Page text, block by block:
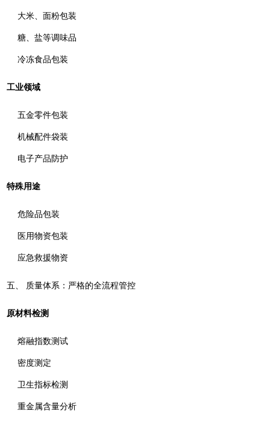
大米、面粉包装
糖、盐等调味品
冷冻食品包装
工业领域
五金零件包装
机械配件袋装
电子产品防护
特殊用途
危险品包装
医用物资包装
应急救援物资
五、 质量体系：严格的全流程管控
原材料检测
熔融指数测试
密度测定
卫生指标检测
重金属含量分析